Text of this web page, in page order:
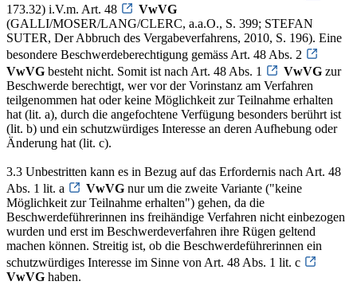
173.32) i.V.m. Art. 48
VwVG
(GALLI/MOSER/LANG/CLERC, a.a.O., S. 399; STEFAN
SUTER, Der Abbruch des Vergabeverfahrens, 2010, S. 196). Eine
besondere Beschwerdeberechtigung gemäss Art. 48 Abs. 2
VwVG besteht nicht. Somit ist nach Art. 48 Abs. 1 VwVG zur
Beschwerde berechtigt, wer vor der Vorinstanz am Verfahren
teilgenommen hat oder keine Möglichkeit zur Teilnahme erhalten
hat (lit. a), durch die angefochtene Verfügung besonders berührt ist
(lit. b) und ein schutzwürdiges Interesse an deren Aufhebung oder
Änderung hat (lit. c).
3.3 Unbestritten kann es in Bezug auf das Erfordernis nach Art. 48
Abs. 1 lit. a
VwVG nur um die zweite Variante ("keine
Möglichkeit zur Teilnahme erhalten") gehen, da die
Beschwerdeführerinnen ins freihändige Verfahren nicht einbezogen
wurden und erst im Beschwerdeverfahren ihre Rügen geltend
machen können. Streitig ist, ob die Beschwerdeführerinnen ein
schutzwürdiges Interesse im Sinne von Art. 48 Abs. 1 lit. c
VwVG haben.